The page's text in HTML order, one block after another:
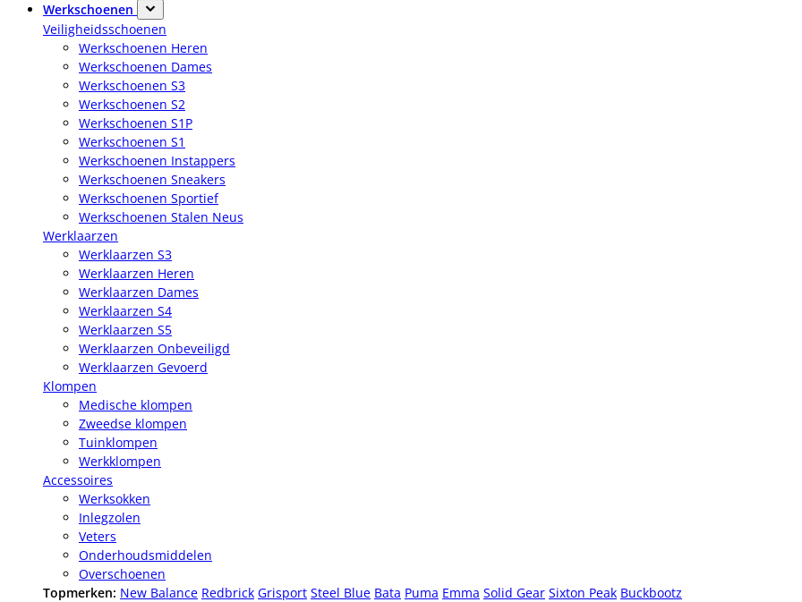
Werkschoenen
Veiligheidsschoenen
Werkschoenen Heren
Werkschoenen Dames
Werkschoenen S3
Werkschoenen S2
Werkschoenen S1P
Werkschoenen S1
Werkschoenen Instappers
Werkschoenen Sneakers
Werkschoenen Sportief
Werkschoenen Stalen Neus
Werklaarzen
Werklaarzen S3
Werklaarzen Heren
Werklaarzen Dames
Werklaarzen S4
Werklaarzen S5
Werklaarzen Onbeveiligd
Werklaarzen Gevoerd
Klompen
Medische klompen
Zweedse klompen
Tuinklompen
Werkklompen
Accessoires
Werksokken
Inlegzolen
Veters
Onderhoudsmiddelen
Overschoenen
Topmerken: New Balance Redbrick Grisport Steel Blue Bata Puma Emma Solid Gear Sixton Peak Buckbootz